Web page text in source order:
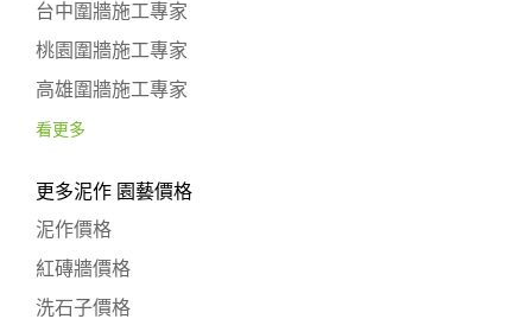
台中圍牆施工專家
桃園圍牆施工專家
高雄圍牆施工專家
看更多
更多泥作 園藝價格
泥作價格
紅磚牆價格
洗石子價格